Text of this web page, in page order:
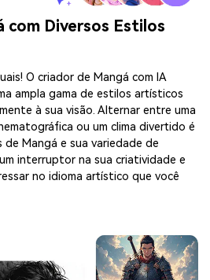
com Diversos Estilos
O criador de Mangá com IA
ampla gama de estilos artísticos
à sua visão. Alternar entre uma
ou um clima divertido é
de Mangá e sua variedade de
interruptor na sua criatividade e
no idioma artístico que você